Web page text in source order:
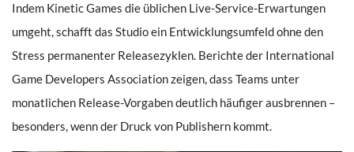
Indem Kinetic Games die üblichen Live-Service-Erwartungen
umgeht, schafft das Studio ein Entwicklungsumfeld ohne den
Stress permanenter Releasezyklen. Berichte der International
Game Developers Association zeigen, dass Teams unter
monatlichen Release-Vorgaben deutlich häufiger ausbrennen –
besonders, wenn der Druck von Publishern kommt.